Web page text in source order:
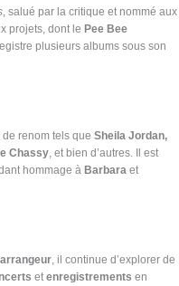
, salué par la critique et nommé aux
projets, dont le Pee Bee
plusieurs albums sous son
renom tels que Sheila Jordan,
Chassy , et bien d’autres. Il est
hommage à Barbara et
, il continue d’explorer de
et enregistrements en